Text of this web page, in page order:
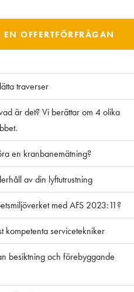
OFFERTFÖRFRÅGAN
traverser
är det? Vi berättar om 4 olika
en kranbanemätning?
av din lyftutrustning
med AFS 2023:11?
kompetenta servicetekniker
besiktning och förebyggande